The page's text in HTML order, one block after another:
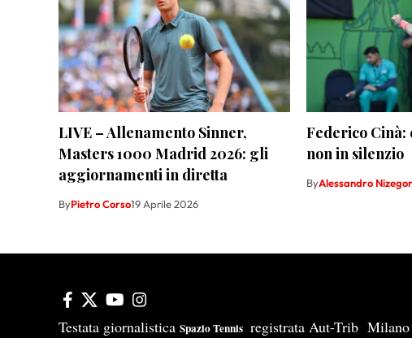
LIVE – Allenamento Sinner,
Masters 1000 Madrid 2026: gli
aggiornamenti in diretta
ByPietro Corso19 Aprile 2026
Federico Cinà:
non in silenzio
ByAlessandro
Testata giornalistica Spazio Tennis registrata Aut-Trib Milano